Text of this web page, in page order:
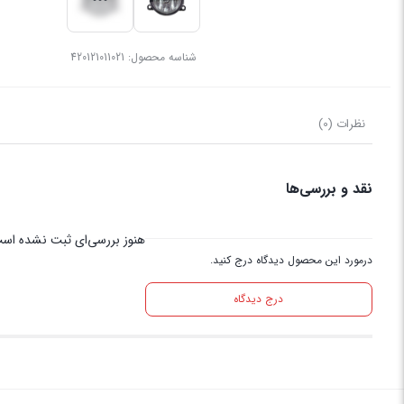
شناسه محصول: 420121011021
نظرات (0)
نقد و بررسی‌ها
درمورد این محصول دیدگاه درج کنید.
درج دیدگاه
هنوز بررسی‌ای ثبت نشده